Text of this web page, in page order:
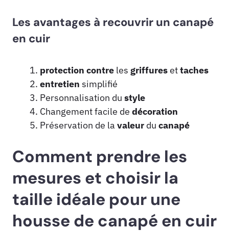
Les avantages à recouvrir un canapé
en cuir
protection contre les griffuresettaches
entretien simplifié
Personnalisation du style
Changement facile de décoration
Préservation de la valeur du canapé
Comment prendre les
mesures et choisir la
taille idéale pour une
housse de canapé en cuir